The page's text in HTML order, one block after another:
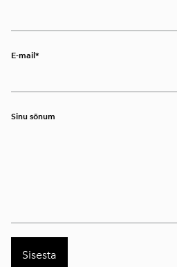
E-mail
Sinu sõnum